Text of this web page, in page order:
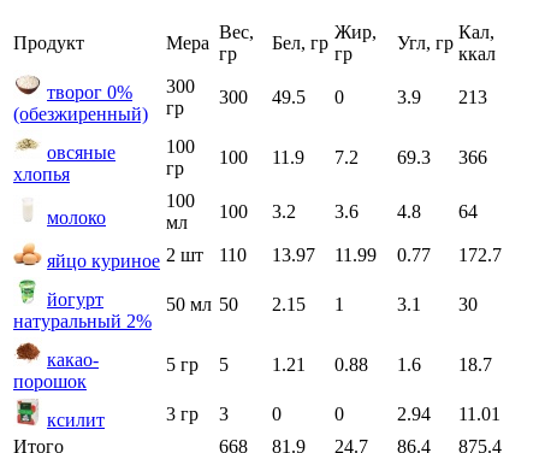
Продукт Мера
Вес,
гр
Бел, гр
Жир,
гр
Угл, гр
Кал,
ккал
творог 0%
(обезжиренный)
300
гр
300 49.5 0 3.9 213
овсяные
хлопья
100
гр
100 11.9 7.2 69.3 366
молоко
100
мл
100 3.2 3.6 4.8 64
яйцо куриное 2 шт 110 13.97 11.99 0.77 172.7
йогурт
натуральный 2%
50 мл 50 2.15 1 3.1 30
какао-
порошок
5 гр 5 1.21 0.88 1.6 18.7
ксилит 3 гр 3 0 0 2.94
11.01
Итого
668 81.9 24.7 86.4 875.4